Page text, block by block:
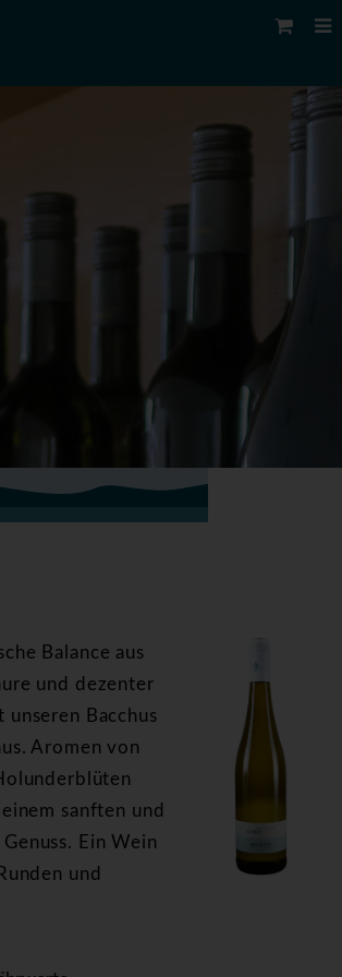
Balance aus
und dezenter
unseren Bacchus
Aromen von
sanften und
Ein Wein
und